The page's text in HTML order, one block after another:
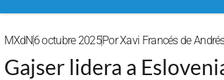
MXdN6 octubre 2025PorXavi Francés de
Gajser lidera a